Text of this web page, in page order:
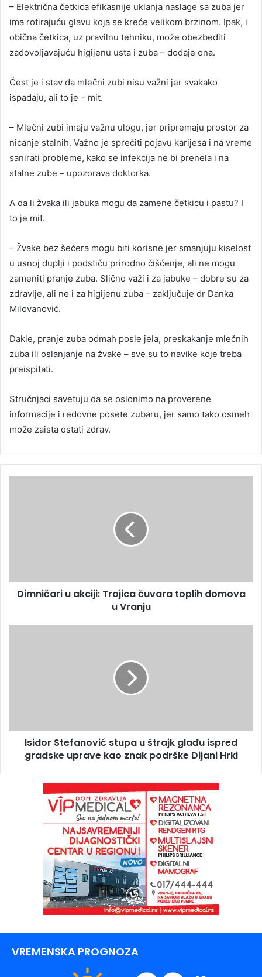
– Električna četkica efikasnije uklanja naslage sa zuba jer
ima rotirajuću glavu koja se kreće velikom brzinom. Ipak, i
obična četkica, uz pravilnu tehniku, može obezbediti
zadovoljavajuću higijenu usta i zuba – dodaje ona.
Čest je i stav da mlečni zubi nisu važni jer svakako
ispadaju, ali to je – mit.
– Mlečni zubi imaju važnu ulogu, jer pripremaju prostor za
nicanje stalnih. Važno je sprečiti pojavu karijesa i na vreme
sanirati probleme, kako se infekcija ne bi prenela i na
stalne zube – upozorava doktorka.
A da li žvaka ili jabuka mogu da zamene četkicu i pastu? I
to je mit.
– Žvake bez šećera mogu biti korisne jer smanjuju kiselost
u usnoj duplji i podstiču prirodno čišćenje, ali ne mogu
zameniti pranje zuba. Slično važi i za jabuke – dobre su za
zdravlje, ali ne i za higijenu zuba – zaključuje dr Danka
Milovanović.
Dakle, pranje zuba odmah posle jela, preskakanje mlečnih
zuba ili oslanjanje na žvake – sve su to navike koje treba
preispitati.
Stručnjaci savetuju da se oslonimo na proverene
informacije i redovne posete zubaru, jer samo tako osmeh
može zaista ostati zdrav.
Dimničari u akciji: Trojica čuvara toplih domova
u Vranju
Isidor Stefanović stupa u štrajk glađu ispred
gradske uprave kao znak podrške Dijani Hrki
VREMENSKA PROGNOZA